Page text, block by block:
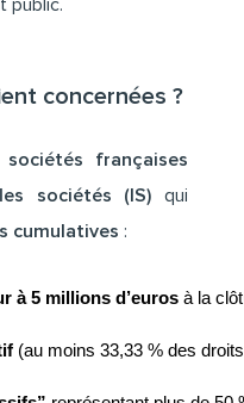
public.
concernées ?
sociétés françaises
sociétés (IS) qui
cumulatives :
à 5 millions d’euros à la
(au moins 33,33 % des